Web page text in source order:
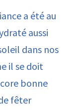
a été au
aussi
dans nos
il se doit
bonne
fêter